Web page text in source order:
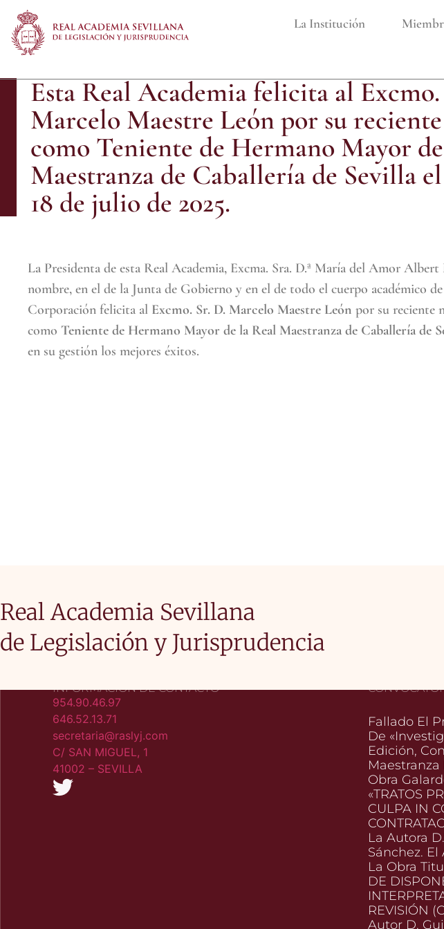
La Institución
Esta Real Academia felicita al
Marcelo Maestre León por su
como Teniente de Hermano Mayor
Maestranza de Caballería de Sevilla
18 de julio de 2025.
La Presidenta de esta Real Academia, Excma. Sra. D.ª María del Amor
nombre, en el de la Junta de Gobierno y en el de todo el cuerpo académico
Corporación felicita al Excmo. Sr. D. Marcelo Maestre León por su reciente
como Teniente de Hermano Mayor de la Real Maestranza de Caballería de
en su gestión los mejores éxitos.
Real Academia Sevillana
de Legislación y Jurisprudencia
INFORMACIÓN DE CONTACTO
954.90.46.97
646.52.13.71
secretaria@raslyj.com
C/ SAN MIGUEL, 1
41002 – SEVILLA​
Fallado El
De
Edición,
Obra
«TRATOS
CULPA IN
La Autora
Sánchez.
La Obra
DE
REVISIÓN
Autor D.